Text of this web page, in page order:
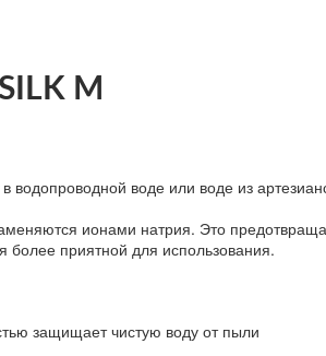
M
водопроводной воде или воде из
ионами натрия. Это
более приятной для использования.
защищает чистую воду от пыли